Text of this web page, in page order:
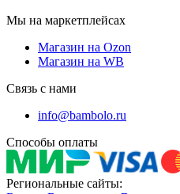
Мы на маркетплейсах
Магазин на Ozon
Магазин на WB
Связь с нами
info@bambolo.ru
Способы оплаты
Региональные сайты: